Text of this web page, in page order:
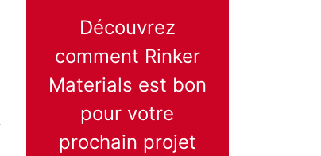
Découvrez
comment Rinker
Materials est bon
pour votre
prochain projet